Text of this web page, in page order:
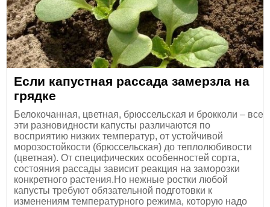
Если капустная рассада замерзла на
грядке
Белокочанная, цветная, брюссельская и брокколи – все
эти разновидности капусты различаются по
восприятию низких температур, от устойчивой
морозостойкости (брюссельская) до теплолюбивости
(цветная). От специфических особенностей сорта,
состояния рассады зависит реакция на заморозки
конкретного растения.Но нежные ростки любой
капусты требуют обязательной подготовки к
изменениям температурного режима, которую надо